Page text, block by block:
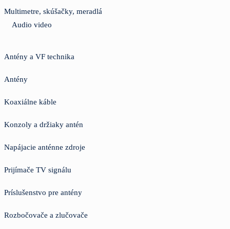
Multimetre, skúšačky, meradlá
Audio video
Antény a VF technika
Antény
Koaxiálne káble
Konzoly a držiaky antén
Napájacie anténne zdroje
Prijímače TV signálu
Príslušenstvo pre antény
Rozbočovače a zlučovače